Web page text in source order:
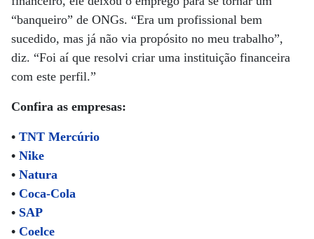
“banqueiro” de ONGs. “Era um profissional bem
sucedido, mas já não via propósito no meu trabalho”,
diz. “Foi aí que resolvi criar uma instituição financeira
com este perfil.”
Confira as empresas:
• TNT Mercúrio
• Nike
• Natura
• Coca-Cola
• SAP
• Coelce